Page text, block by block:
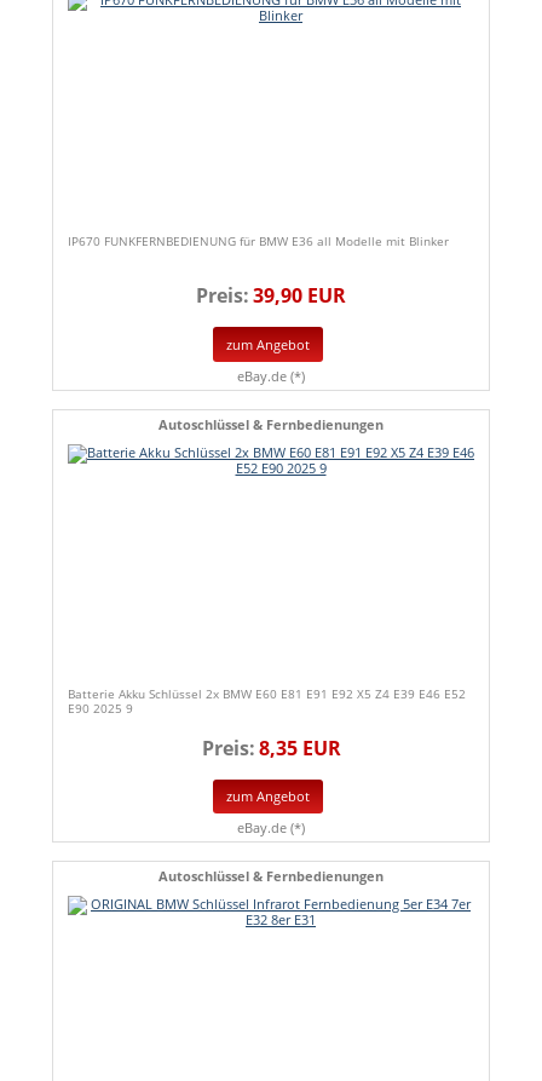
IP670 FUNKFERNBEDIENUNG für BMW E36 all Modelle mit Blinker
Preis:39,90 EUR
zum Angebot
eBay.de (*)
Autoschlüssel & Fernbedienungen
Batterie Akku Schlüssel 2x BMW E60 E81 E91 E92 X5 Z4 E39 E46 E52
E90 2025 9
Preis:8,35 EUR
zum Angebot
eBay.de (*)
Autoschlüssel & Fernbedienungen